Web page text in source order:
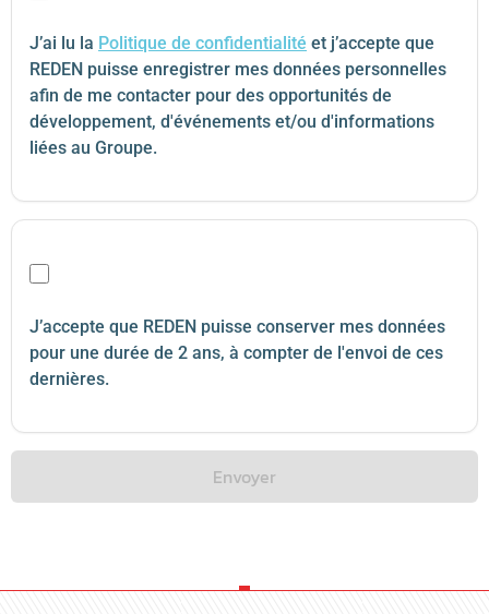
J’ai lu la Politique de confidentialité et j’accepte que
REDEN puisse enregistrer mes données personnelles
afin de me contacter pour des opportunités de
développement, d'événements et/ou d'informations
liées au Groupe.
J’accepte que REDEN puisse conserver mes données
pour une durée de 2 ans, à compter de l'envoi de ces
dernières.
Envoyer